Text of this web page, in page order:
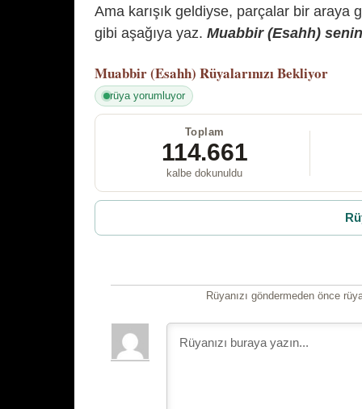
Ama karışık geldiyse, parçalar bir araya
gibi aşağıya yaz. Muabbir (Esahh)
Muabbir (Esahh) Rüyalarınızı Bekliyor
rüya yorumluyor
Toplam
114.661
kalbe dokunuldu
Rüyanızı göndermeden önce